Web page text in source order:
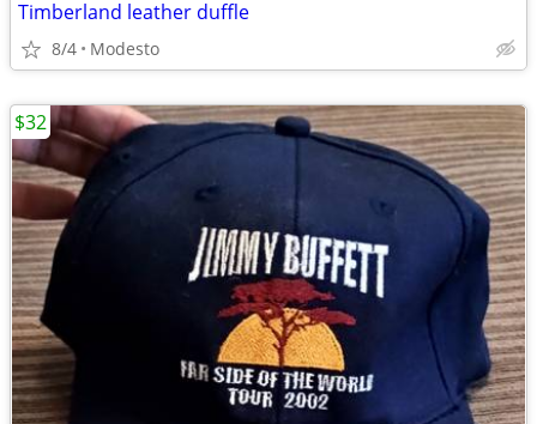
Timberland leather duffle
8/4 Modesto
$32